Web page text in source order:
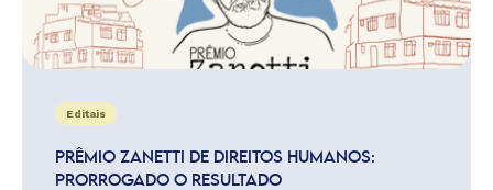
Editais
PRÊMIO ZANETTI DE DIREITOS HUMANOS:
PRORROGADO O RESULTADO